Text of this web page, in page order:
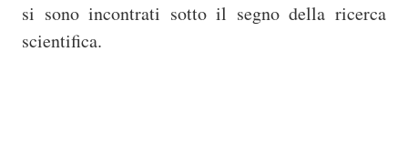
si sono incontrati sotto il segno della ricerca
scientifica.